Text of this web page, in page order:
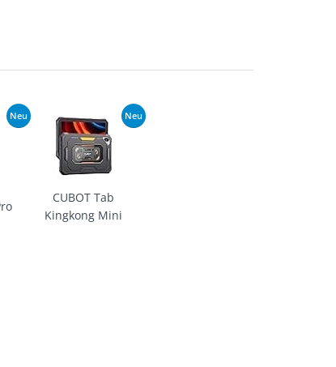
Neu Neu
CUBOT Tab
Kingkong Mini